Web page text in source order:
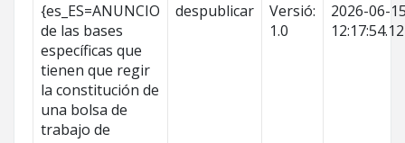
{es_ES=ANUNCIO
de las bases
específicas que
tienen que regir
la constitución de
una bolsa de
trabajo de
despublicar
Versió:
1.0
2026-06-